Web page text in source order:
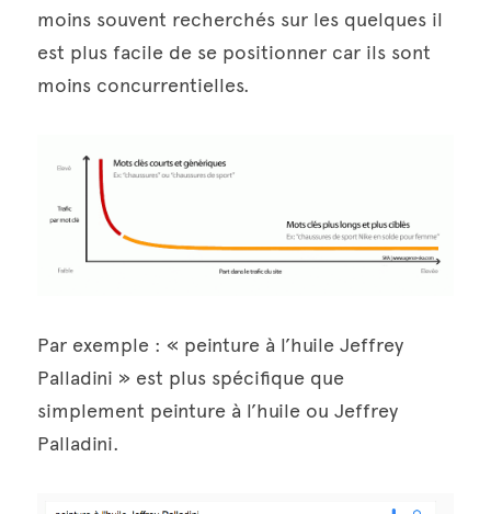
moins souvent recherchés sur les quelques il
est plus facile de se positionner car ils sont
moins concurrentielles.
Par exemple : « peinture à l’huile Jeffrey
Palladini » est plus spécifique que
simplement peinture à l’huile ou Jeffrey
Palladini.